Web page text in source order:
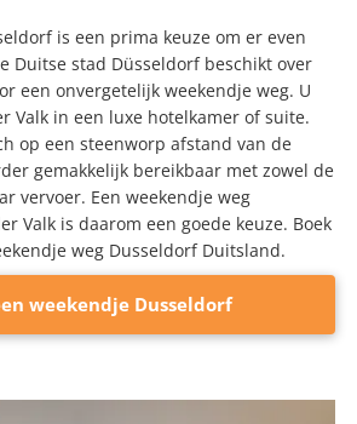
is een prima keuze om er even
Duitse stad Düsseldorf beschikt over
een onvergetelijk weekendje weg. U
Valk in een luxe hotelkamer of suite.
op een steenworp afstand van de
gemakkelijk bereikbaar met zowel de
vervoer. Een weekendje weg
Valk is daarom een goede keuze. Boek
weg Dusseldorf Duitsland.
weekendje Dusseldorf